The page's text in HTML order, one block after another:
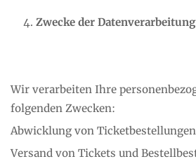
Zwecke der Datenverarbeitung
Wir verarbeiten Ihre
folgenden Zwecken:
Abwicklung von Ticketbestellungen
Versand von Tickets und